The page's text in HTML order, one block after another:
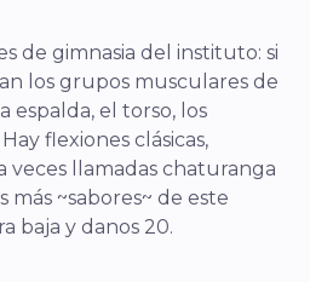
de gimnasia del instituto: si
los grupos musculares de
espalda, el torso, los
flexiones clásicas,
veces llamadas chaturanga
~sabores~ de este
baja y danos 20.